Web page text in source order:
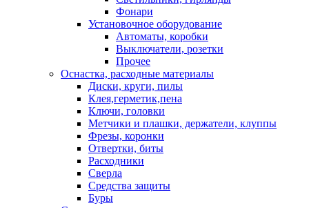
Фонари
Установочное оборудование
Автоматы, коробки
Выключатели, розетки
Прочее
Оснастка, расходные материалы
Диски, круги, пилы
Клея,герметик,пена
Ключи, головки
Метчики и плашки, держатели, клуппы
Фрезы, коронки
Отвертки, биты
Расходники
Сверла
Средства защиты
Буры